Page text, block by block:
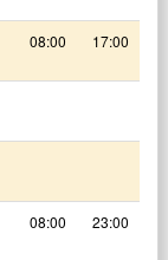
08:00 17:00
08:00 23:00